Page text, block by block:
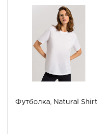
Футболка, Natural Shirt